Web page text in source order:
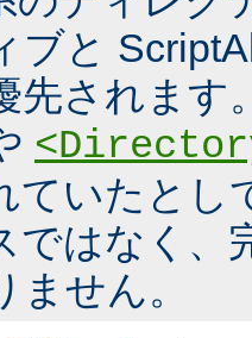
ブと
先されます
ていたとし
ではなく、
せん。